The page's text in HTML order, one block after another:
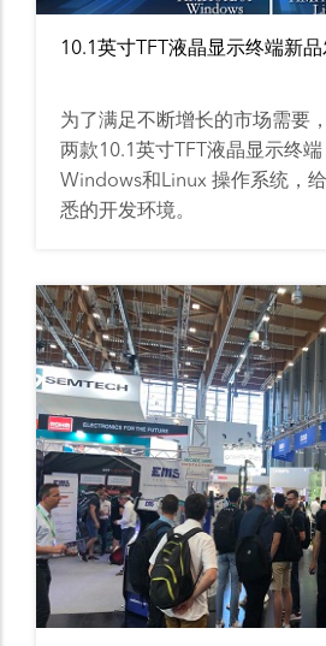
10.1英寸TFT液晶显示终端新品
为了满足不断增长的市场需要
两款10.1英寸TFT液晶显示终
Windows和Linux 操作系统，
悉的开发环境。